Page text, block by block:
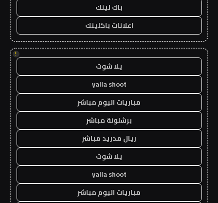
باك لينك
اعلانات باكلينك
!
يلا شوت
yalla shoot
مباريات اليوم مباشر
برشلونة مباشر
ريال مدريد مباشر
يلا شوت
yalla shoot
مباريات اليوم مباشر